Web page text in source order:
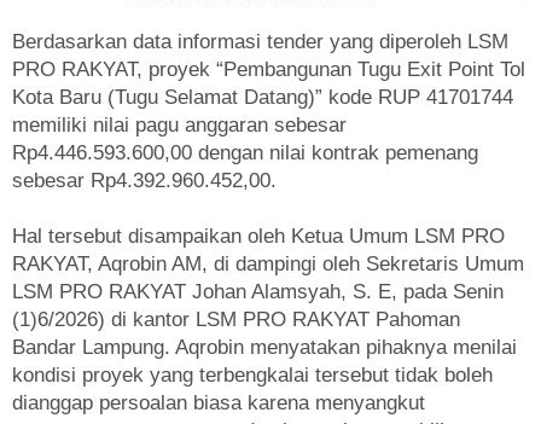
Berdasarkan data informasi tender yang diperoleh LSM
PRO RAKYAT, proyek “Pembangunan Tugu Exit Point Tol
Kota Baru (Tugu Selamat Datang)” kode RUP 41701744
memiliki nilai pagu anggaran sebesar
Rp4.446.593.600,00 dengan nilai kontrak pemenang
sebesar Rp4.392.960.452,00.
Hal tersebut disampaikan oleh Ketua Umum LSM PRO
RAKYAT, Aqrobin AM, di dampingi oleh Sekretaris Umum
LSM PRO RAKYAT Johan Alamsyah, S. E, pada Senin
(1)6/2026) di kantor LSM PRO RAKYAT Pahoman
Bandar Lampung. Aqrobin menyatakan pihaknya menilai
kondisi proyek yang terbengkalai tersebut tidak boleh
dianggap persoalan biasa karena menyangkut